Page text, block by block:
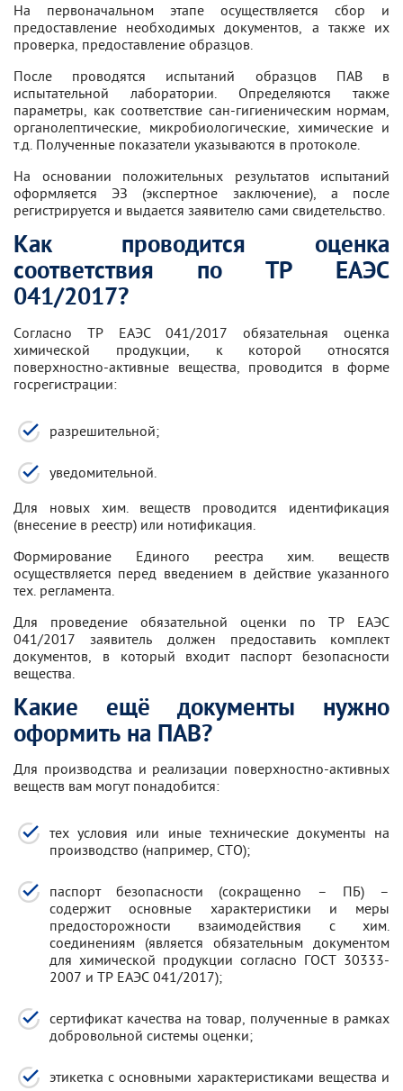
На первоначальном этапе осуществляется сбор и
предоставление необходимых документов, а также их
проверка, предоставление образцов.
После проводятся испытаний образцов ПАВ в
испытательной лаборатории. Определяются также
параметры, как соответствие сан-гигиеническим нормам,
органолептические, микробиологические, химические и
т.д. Полученные показатели указываются в протоколе.
На основании положительных результатов испытаний
оформляется ЭЗ (экспертное заключение), а после
регистрируется и выдается заявителю сами свидетельство.
Как проводится оценка
соответствия по ТР ЕАЭС
041/2017?
Согласно ТР ЕАЭС 041/2017 обязательная оценка
химической продукции, к которой относятся
поверхностно-активные вещества, проводится в форме
госрегистрации:
разрешительной;
уведомительной.
Для новых хим. веществ проводится идентификация
(внесение в реестр) или нотификация.
Формирование Единого реестра хим. веществ
осуществляется перед введением в действие указанного
тех. регламента.
Для проведение обязательной оценки по ТР ЕАЭС
041/2017 заявитель должен предоставить комплект
документов, в который входит паспорт безопасности
вещества.
Какие ещё документы нужно
оформить на ПАВ?
Для производства и реализации поверхностно-активных
веществ вам могут понадобится:
тех условия или иные технические документы на
производство (например, СТО);
паспорт безопасности (сокращенно – ПБ) –
содержит основные характеристики и меры
предосторожности взаимодействия с хим.
соединениям (является обязательным документом
для химической продукции согласно ГОСТ 30333-
2007 и ТР ЕАЭС 041/2017);
сертификат качества на товар, полученные в рамках
добровольной системы оценки;
этикетка с основными характеристиками вещества и